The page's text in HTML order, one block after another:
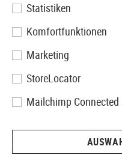
ZDTK-2L
Statistiken
Komfortfunktionen
Marketing
StoreLocator
Mailchimp Connected